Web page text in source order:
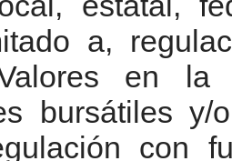
a,
en la
bursátiles
con